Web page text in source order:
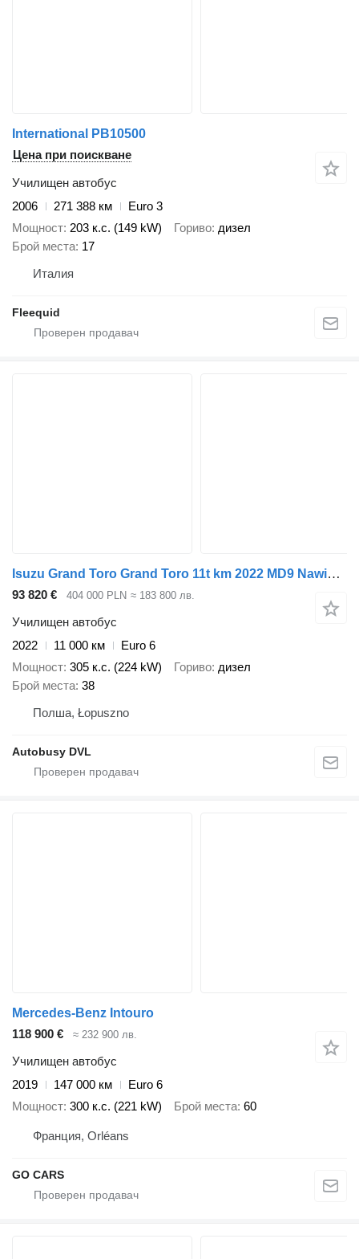
International PB10500
Цена при поискване
Училищен автобус
2006
271 388 км
Euro 3
Мощност 203 к.с. (149 kW) Гориво дизел
Брой места 17
Италия
Fleequid
Isuzu Grand Toro Grand Toro 11t km 2022 MD9 Nawigo Wing Rosero
93 820 € 404 000 PLN ≈ 183 800 лв.
Училищен автобус
2022
11 000 км
Euro 6
Мощност 305 к.с. (224 kW) Гориво дизел
Брой места 38
Полша, Łopuszno
Autobusy DVL
Mercedes-Benz Intouro
118 900 €
≈ 232 900 лв.
Училищен автобус
2019
147 000 км
Euro 6
Мощност 300 к.с. (221 kW) Брой места 60
Франция, Orléans
GO CARS